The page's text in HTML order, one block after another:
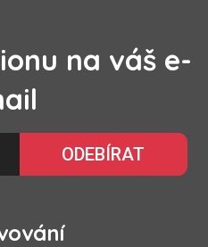
na váš e-
ODEBÍRAT